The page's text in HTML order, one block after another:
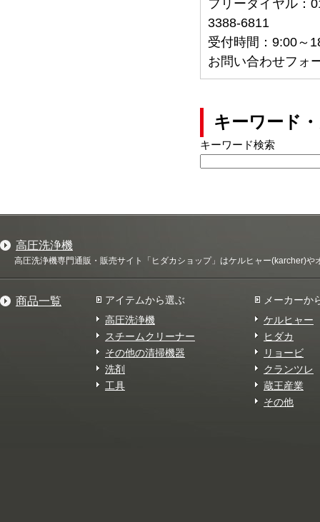
フリーダイヤル：
3388-6811
受付時間：9:00～
お問い合わせフォ
キーワード
キーワード検索
高圧洗浄機
高圧洗浄機専門通販・販売サイト「ヒダカショップ」はケルヒャー(karcher)
商品一覧
アイテムから選ぶ
高圧洗浄機
スチームクリーナー
その他の清掃機器
洗剤
工具
メーカーか
ケルヒャー
ヒダカ
リョービ
クランツレ
蔵王産業
その他